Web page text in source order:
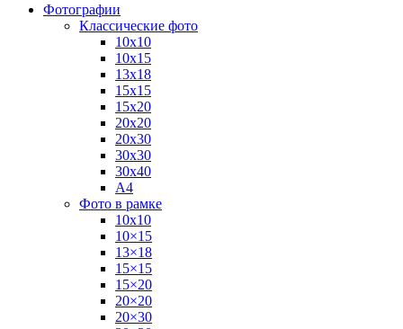
Фотографии
Классические фото
10х10
10х15
13х18
15х15
15х20
20х20
20х30
30х30
30х40
А4
Фото в рамке
10х10
10×15
13×18
15×15
15×20
20×20
20×30